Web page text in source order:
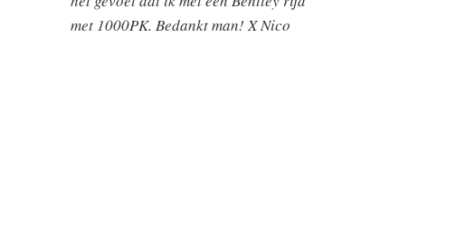
met 1000PK. Bedankt man! X Nico